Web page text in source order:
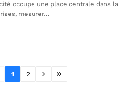
occupe une place centrale dans la
mesurer…
1 2